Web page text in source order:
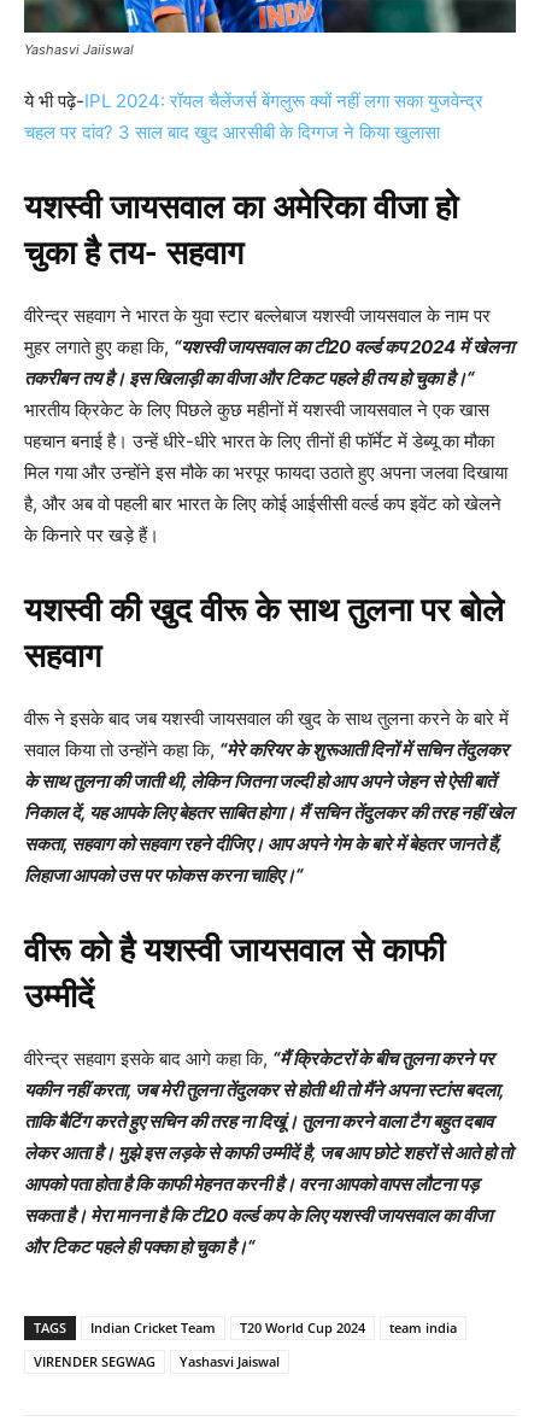
Yashasvi Jaiiswal
ये भी पढ़े-IPL 2024: रॉयल चैलेंजर्स बेंगलुरू क्यों नहीं लगा सका युजवेन्द्र
चहल पर दांव? 3 साल बाद खुद आरसीबी के दिग्गज ने किया खुलासा
यशस्वी जायसवाल का अमेरिका वीजा हो
चुका है तय- सहवाग
वीरेन्द्र सहवाग ने भारत के युवा स्टार बल्लेबाज यशस्वी जायसवाल के नाम पर
मुहर लगाते हुए कहा कि, “यशस्वी जायसवाल का टी20 वर्ल्ड कप2024 में खेलना
तकरीबन तय है। इस खिलाड़ी का वीजा और टिकट पहले ही तय हो चुका है।“
भारतीय क्रिकेट के लिए पिछले कुछ महीनों में यशस्वी जायसवाल ने एक खास
पहचान बनाई है। उन्हें धीरे-धीरे भारत के लिए तीनों ही फॉर्मेट में डेब्यू का मौका
मिल गया और उन्होंने इस मौके का भरपूर फायदा उठाते हुए अपना जलवा दिखाया
है, और अब वो पहली बार भारत के लिए कोई आईसीसी वर्ल्ड कप इवेंट को खेलने
के किनारे पर खड़े हैं।
यशस्वी की खुद वीरू के साथ तुलना पर बोले
सहवाग
वीरू ने इसके बाद जब यशस्वी जायसवाल की खुद के साथ तुलना करने के बारे में
सवाल किया तो उन्होंने कहा कि, “मेरे करियर के शुरूआती दिनों में सचिन तेंदुलकर
के साथ तुलना की जाती थी, लेकिन जितना जल्दी हो आप अपने जेहन से ऐसी बातें
निकाल दें, यह आपके लिए बेहतर साबित होगा। मैं सचिन तेंदुलकर की तरह नहीं खेल
सकता, सहवाग को सहवाग रहने दीजिए। आप अपने गेम के बारे में बेहतर जानते हैं,
लिहाजा आपको उस पर फोकस करना चाहिए।“
वीरू को है यशस्वी जायसवाल से काफी
उम्मीदें
वीरेन्द्र सहवाग इसके बाद आगे कहा कि, “मैं क्रिकेटरों के बीच तुलना करने पर
यकीन नहीं करता, जब मेरी तुलना तेंदुलकर से होती थी तो मैंने अपना स्टांस बदला,
ताकि बैटिंग करते हुए सचिन की तरह ना दिखूं। तुलना करने वाला टैग बहुत दबाव
लेकर आता है। मुझे इस लड़के से काफी उम्मीदें है, जब आप छोटे शहरों से आते हो तो
आपको पता होता है कि काफी मेहनत करनी है। वरना आपको वापस लौटना पड़
सकता है। मेरा मानना है कि टी20 वर्ल्ड कप के लिए यशस्वी जायसवाल का वीजा
और टिकट पहले ही पक्का हो चुका है।“
TAGS Indian Cricket Team T20 World Cup 2024
team india
VIRENDER SEGWAG
Yashasvi Jaiswal